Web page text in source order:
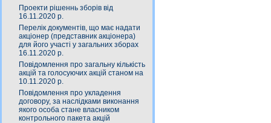
Проекти рішеннь зборів від
16.11.2020 р.
Перелік документів, що має надати
акціонер (представник акціонера)
для його участі у загальних зборах
16.11.2020 р.
Повідомлення про загальну кількість
акцій та голосуючих акцій станом на
10.11.2020 р.
Повідомлення про укладення
договору, за наслідками виконання
якого особа стане власником
контрольного пакета акцій